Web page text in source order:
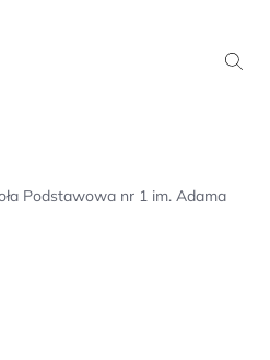
Podstawowa nr 1 im. Adama